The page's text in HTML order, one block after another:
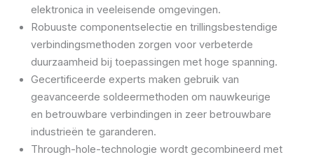
elektronica in veeleisende omgevingen.
Robuuste componentselectie en trillingsbestendige
verbindingsmethoden zorgen voor verbeterde
duurzaamheid bij toepassingen met hoge spanning.
Gecertificeerde experts maken gebruik van
geavanceerde soldeermethoden om nauwkeurige
en betrouwbare verbindingen in zeer betrouwbare
industrieën te garanderen.
Through-hole-technologie wordt gecombineerd met